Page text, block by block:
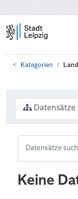
Kategorien
Datensätze
Keine